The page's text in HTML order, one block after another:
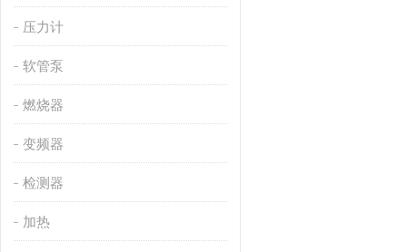
压力计
软管泵
燃烧器
变频器
检测器
加热